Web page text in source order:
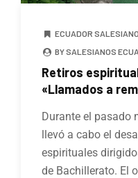
ECUADOR SALESIANO
BY SALESIANOS
Retiros
«Llamados a
Durante el pasado
llevó a cabo el
espirituales
de Bachillerato. El